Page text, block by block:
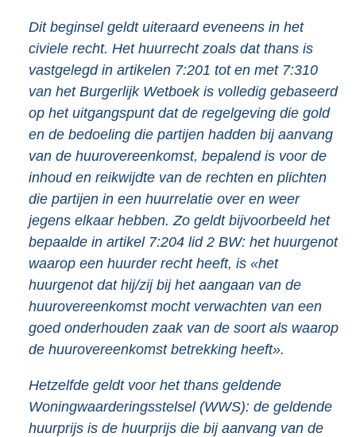
Dit beginsel geldt uiteraard eveneens in het
civiele recht. Het huurrecht zoals dat thans is
vastgelegd in artikelen 7:201 tot en met 7:310
van het Burgerlijk Wetboek is volledig gebaseerd
op het uitgangspunt dat de regelgeving die gold
en de bedoeling die partijen hadden bij aanvang
van de huurovereenkomst, bepalend is voor de
inhoud en reikwijdte van de rechten en plichten
die partijen in een huurrelatie over en weer
jegens elkaar hebben. Zo geldt bijvoorbeeld het
bepaalde in artikel 7:204 lid 2 BW: het huurgenot
waarop een huurder recht heeft, is «het
huurgenot dat hij/zij bij het aangaan van de
huurovereenkomst mocht verwachten van een
goed onderhouden zaak van de soort als waarop
de huurovereenkomst betrekking heeft».
Hetzelfde geldt voor het thans geldende
Woningwaarderingsstelsel (WWS): de geldende
huurprijs is de huurprijs die bij aanvang van de